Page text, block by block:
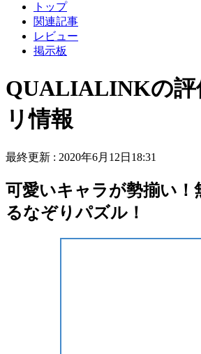
トップ
関連記事
レビュー
掲示板
QUALIALINKの評
リ情報
最終更新 : 2020年6月12日18:31
可愛いキャラが勢揃い！
るなぞりパズル！